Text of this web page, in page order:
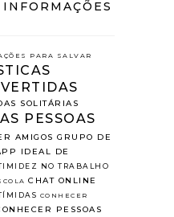
PARA SALVAR
SOLITÁRIAS
PESSOAS
AMIGOS GRUPO DE
IDEAL DE
NO TRABALHO
CHAT ONLINE
CONHECER
PESSOAS